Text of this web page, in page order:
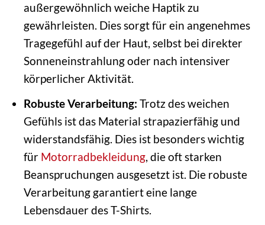
außergewöhnlich weiche Haptik zu
gewährleisten. Dies sorgt für ein angenehmes
Tragegefühl auf der Haut, selbst bei direkter
Sonneneinstrahlung oder nach intensiver
körperlicher Aktivität.
Robuste Verarbeitung: Trotz des weichen
Gefühls ist das Material strapazierfähig und
widerstandsfähig. Dies ist besonders wichtig
für Motorradbekleidung, die oft starken
Beanspruchungen ausgesetzt ist. Die robuste
Verarbeitung garantiert eine lange
Lebensdauer des T-Shirts.